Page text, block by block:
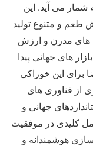
می ‌آید. این
و متنوع تولید
‌های مدرن و ارزش
های جهانی پیدا
برای این خوراکی
از فناوری‌ های
جهانی و
کلیدی در موفقیت
هوشمندانه و